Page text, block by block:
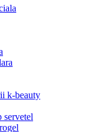
k-beauty
servetel